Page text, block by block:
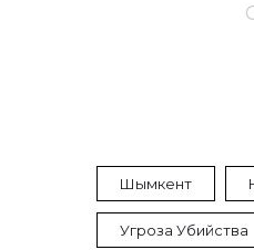
Шымкент
Угроза Убийства